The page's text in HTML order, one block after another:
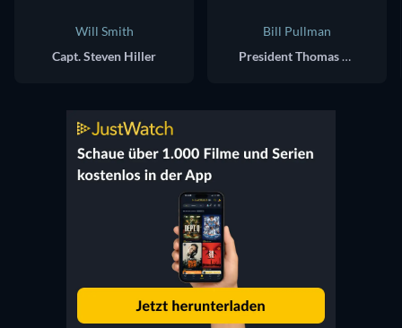
Will Smith
Capt. Steven Hiller
Bill Pullman
President Thomas J. Whitmore